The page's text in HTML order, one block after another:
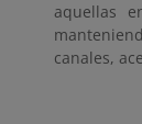
aquellas
canales,